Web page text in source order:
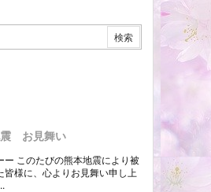
震 お見舞い
ー このたびの熊本地震により被
皆様に、心よりお見舞い申し上